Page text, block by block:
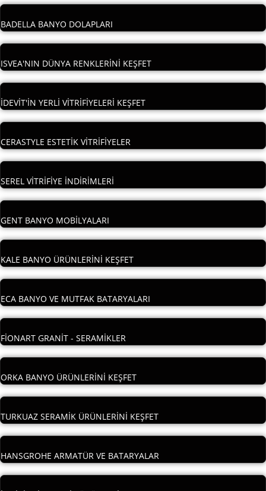
BADELLA BANYO DOLAPLARI
ISVEA'NIN DÜNYA RENKLERİNİ KEŞFET
İDEVİT'İN YERLİ VİTRİFİYELERİ KEŞFET
CERASTYLE ESTETİK VİTRİFİYELER
SEREL VİTRİFİYE İNDİRİMLERİ
GENT BANYO MOBİLYALARI
KALE BANYO ÜRÜNLERİNİ KEŞFET
ECA BANYO VE MUTFAK BATARYALARI
FİONART GRANİT - SERAMİKLER
ORKA BANYO ÜRÜNLERİNİ KEŞFET
TURKUAZ SERAMİK ÜRÜNLERİNİ KEŞFET
HANSGROHE ARMATÜR VE BATARYALAR